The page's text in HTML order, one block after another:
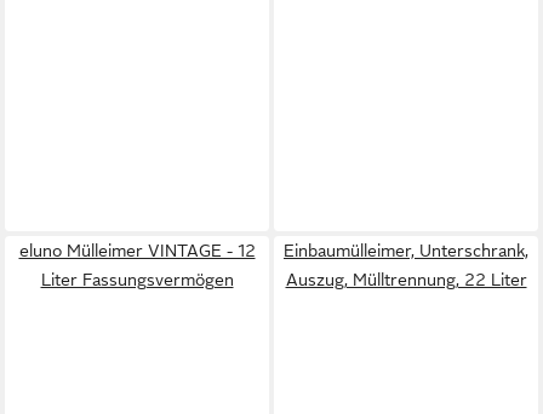
eluno Mülleimer VINTAGE - 12
Liter Fassungsvermögen
Einbaumülleimer, Unterschrank,
Auszug, Mülltrennung, 22 Liter